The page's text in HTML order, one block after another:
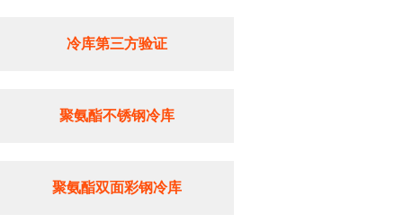
冷库第三方验证
聚氨酯不锈钢冷库
聚氨酯双面彩钢冷库